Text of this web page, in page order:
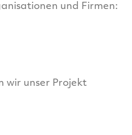
und Firmen:
wir unser Projekt